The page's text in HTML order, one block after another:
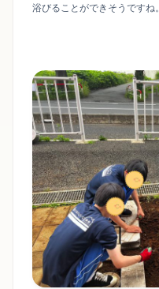
浴びることができそうですね。